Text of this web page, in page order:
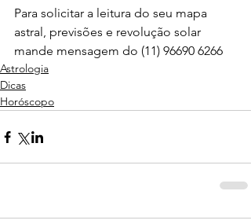
Para solicitar a leitura do seu mapa
astral, previsões e revolução solar
mande mensagem do (11) 96690 6266
Astrologia
Dicas
Horóscopo